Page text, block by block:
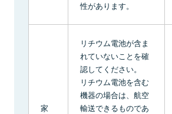
性があります。
家
リチウム電池が含ま
れていないことを確
認してください。
リチウム電池を含む
機器の場合は、航空
輸送できるものであ